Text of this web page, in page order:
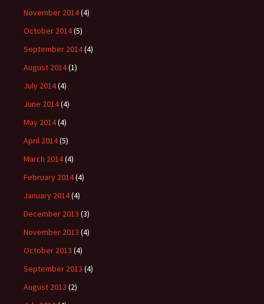
November 2014(4)
October 2014(5)
September 2014(4)
August 2014(1)
July 2014(4)
June 2014(4)
May 2014(4)
April 2014(5)
March 2014(4)
February 2014(4)
January 2014(4)
December 2013 (3)
November 2013 (4)
October 2013 (4)
September 2013 (4)
August 2013 (2)